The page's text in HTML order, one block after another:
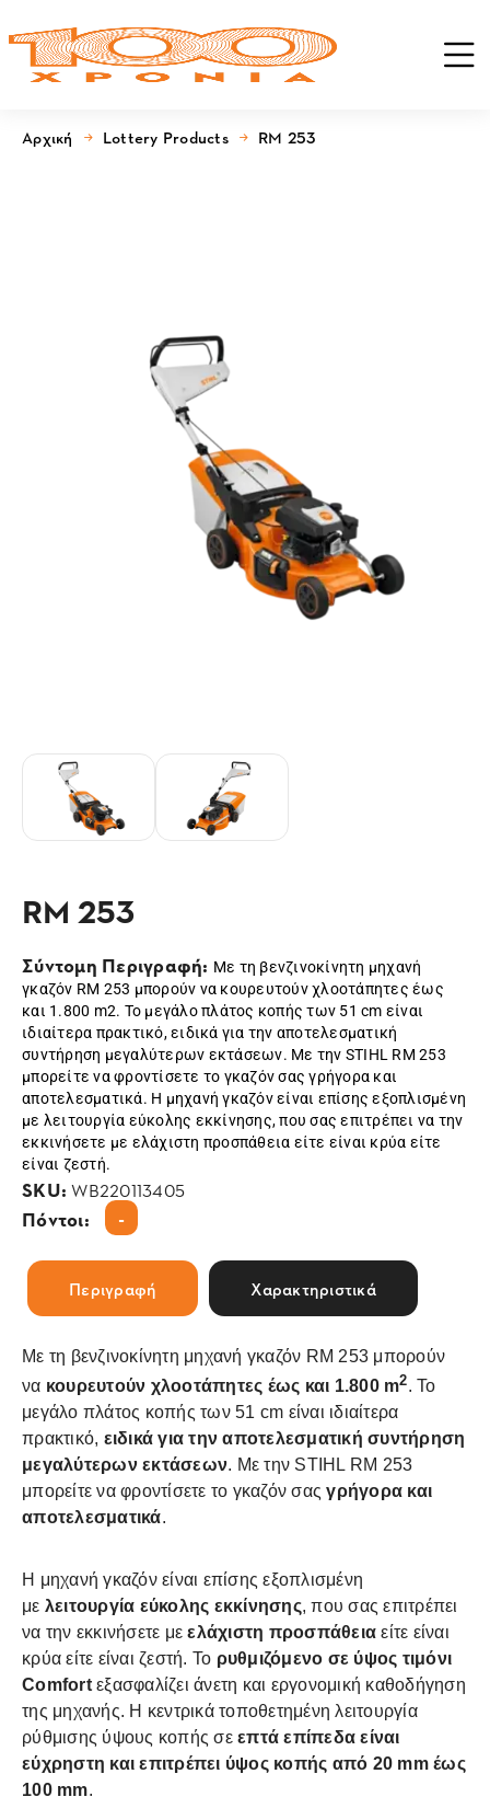
Αρχική Lottery Products RM 253
RM 253
Σύντομη Περιγραφή: Με τη βενζινοκίνητη μηχανή
γκαζόν RM 253 μπορούν να κουρευτούν χλοοτάπητες έως
και 1.800 m2. Το μεγάλο πλάτος κοπής των 51 cm είναι
ιδιαίτερα πρακτικό, ειδικά για την αποτελεσματική
συντήρηση μεγαλύτερων εκτάσεων. Με την STIHL RM 253
μπορείτε να φροντίσετε το γκαζόν σας γρήγορα και
αποτελεσματικά. Η μηχανή γκαζόν είναι επίσης εξοπλισμένη
με λειτουργία εύκολης εκκίνησης, που σας επιτρέπει να την
εκκινήσετε με ελάχιστη προσπάθεια είτε είναι κρύα είτε
είναι ζεστή.
SKU:WB220113405
Πόντοι: -
Περιγραφή Χαρακτηριστικά
Με τη βενζινοκίνητη μηχανή γκαζόν RM 253 μπορούν
να κουρευτούν χλοοτάπητες έως και 1.800 m2. Το
μεγάλο πλάτος κοπής των 51 cm είναι ιδιαίτερα
πρακτικό, ειδικά για την αποτελεσματική συντήρηση
μεγαλύτερων εκτάσεων. Με την STIHL RM 253
μπορείτε να φροντίσετε το γκαζόν σας γρήγορα και
αποτελεσματικά.
Η μηχανή γκαζόν είναι επίσης εξοπλισμένη
με λειτουργία εύκολης εκκίνησης, που σας επιτρέπει
να την εκκινήσετε με ελάχιστη προσπάθεια είτε είναι
κρύα είτε είναι ζεστή. Το ρυθμιζόμενο σε ύψος τιμόνι
Comfort εξασφαλίζει άνετη και εργονομική καθοδήγηση
της μηχανής. Η κεντρικά τοποθετημένη λειτουργία
ρύθμισης ύψους κοπής σε επτά επίπεδα είναι
εύχρηστη και επιτρέπει ύψος κοπής από 20 mm έως
100 mm.